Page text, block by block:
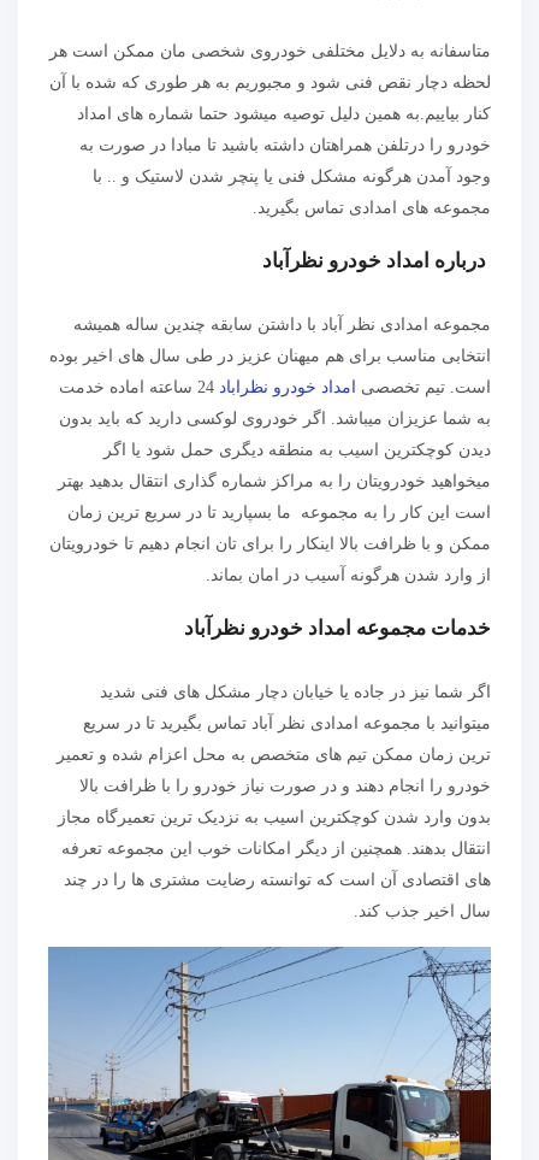
متاسفانه به دلایل مختلفی خودروی شخصی مان ممکن است هر
لحظه دچار نقص فنی شود و مجبوریم به هر طوری که شده با آن
کنار بیاییم.به همین دلیل توصیه میشود حتما شماره های امداد
خودرو را درتلفن همراهتان داشته باشید تا مبادا در صورت به
وجود آمدن هرگونه مشکل فنی یا پنچر شدن لاستیک و .. با
مجموعه های امدادی تماس بگیرید.
درباره امداد خودرو نظرآباد
مجموعه امدادی نظر آباد با داشتن سابقه چندین ساله همیشه
انتخابی مناسب برای هم میهنان عزیز در طی سال های اخیر بوده
است. تیم تخصصی امداد خودرو نظراباد
24 ساعته اماده خدمت
به شما عزیزان میباشد. اگر خودروی لوکسی دارید که باید بدون
دیدن کوچکترین اسیب به منطقه دیگری حمل شود یا اگر
میخواهید خودرویتان را به مراکز شماره گذاری انتقال بدهید بهتر
است این کار را به مجموعه ما بسپارید تا در سریع ترین زمان
ممکن و با ظرافت بالا اینکار را برای تان انجام دهیم تا خودرویتان
از وارد شدن هرگونه آسیب در امان بماند.
خدمات مجموعه امداد خودرو نظرآباد
اگر شما نیز در جاده یا خیابان دچار مشکل های فنی شدید
میتوانید با مجموعه امدادی نظر آباد تماس بگیرید تا در سریع
ترین زمان ممکن تیم های متخصص به محل اعزام شده و تعمیر
خودرو را انجام دهند و در صورت نیاز خودرو را با ظرافت بالا
بدون وارد شدن کوچکترین اسیب به نزدیک ترین تعمیرگاه مجاز
انتقال بدهند. همچنین از دیگر امکانات خوب این مجموعه تعرفه
های اقتصادی آن است که توانسته رضایت مشتری ها را در چند
سال اخیر جذب کند.